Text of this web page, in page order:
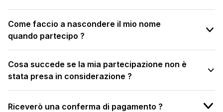
Come faccio a nascondere il mio nome
quando partecipo ?
Cosa succede se la mia partecipazione non è
stata presa in considerazione ?
Riceverò una conferma di pagamento ?